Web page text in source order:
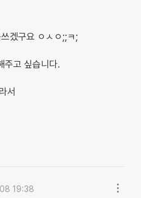
겠구요 ㅇㅅㅇ;;ㅋ;
주고 싶습니다.
서
19:38